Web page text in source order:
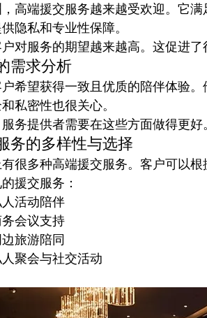
高端援交服务越来越受欢迎。它
隐私和专业性保障。
对服务的期望越来越高。这促进
需求分析
希望获得一致且优质的陪伴体验
私密性也很关心。
务提供者需要在这些方面做得更好
务的多样性与选择
很多种高端援交服务。客户可以
援交服务：
活动陪伴
会议支持
边旅游陪同
聚会与社交活动